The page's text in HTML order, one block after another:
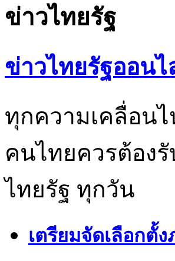
ข่าวไทยรัฐ
ข่าวไทยรัฐออน
ทุกความเคลื่อน
คนไทยควรต้อง
ไทยรัฐ ทุกวัน
เตรียมจัดเลือกตั้